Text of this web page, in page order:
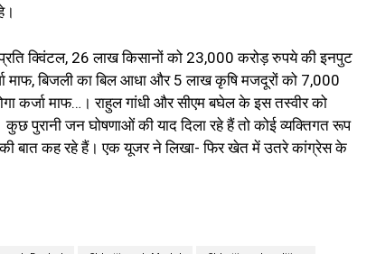
क्विंटल, 26 लाख किसानों को 23,000 करोड़ रुपये की इनपुट
माफ, बिजली का बिल आधा और 5 लाख कृषि मजदूरों को 7,000
कर्जा माफ…। राहुल गांधी और सीएम बघेल के इस तस्वीर को
पुरानी जन घोषणाओं की याद दिला रहे हैं तो कोई व्यक्तिगत रूप
बात कह रहे हैं। एक यूजर ने लिखा- फिर खेत में उतरे कांग्रेस के